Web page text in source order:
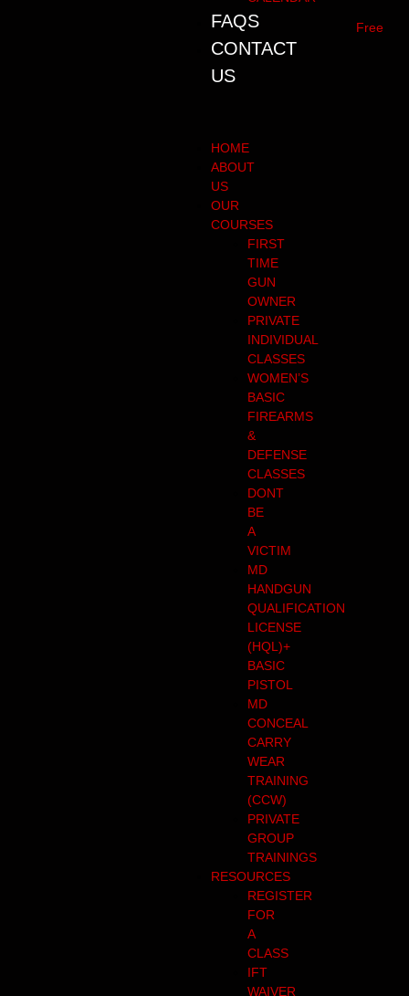
FAQS
CONTACT
US
HOME
ABOUT
US
OUR
COURSES
FIRST
TIME
GUN
OWNER
PRIVATE
INDIVIDUAL
CLASSES
WOMEN’S
BASIC
FIREARMS
&
DEFENSE
CLASSES
DONT
BE
A
VICTIM
MD
HANDGUN
QUALIFICATION
LICENSE
(HQL)+
BASIC
PISTOL
MD
CONCEAL
CARRY
WEAR
TRAINING
(CCW)
PRIVATE
GROUP
TRAININGS
RESOURCES
REGISTER
FOR
A
CLASS
IFT
WAIVER
Free